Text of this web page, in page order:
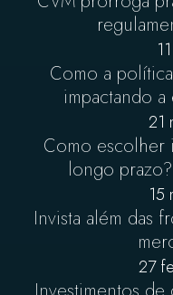
Como a
impactando
21
Como escolher
longo
15
Invista além das
27